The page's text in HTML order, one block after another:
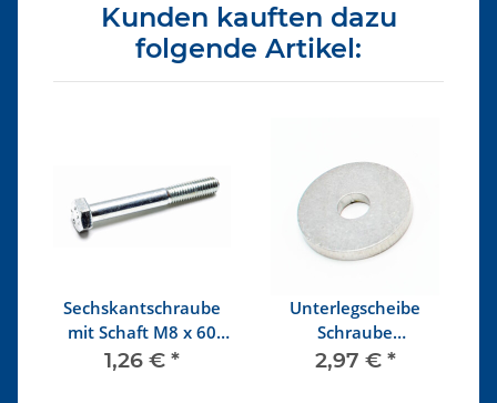
Kunden kauften dazu
folgende Artikel:
Sechskantschraube
mit Schaft M8 x 60
10.9 verzinkt
1,26 € *
Unterlegscheibe
Schraube
Lenkgetriebe
2,97 € *